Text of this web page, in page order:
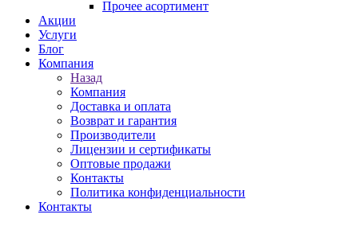
Прочее асортимент
Акции
Услуги
Блог
Компания
Назад
Компания
Доставка и оплата
Возврат и гарантия
Производители
Лицензии и сертификаты
Оптовые продажи
Контакты
Политика конфиденциальности
Контакты